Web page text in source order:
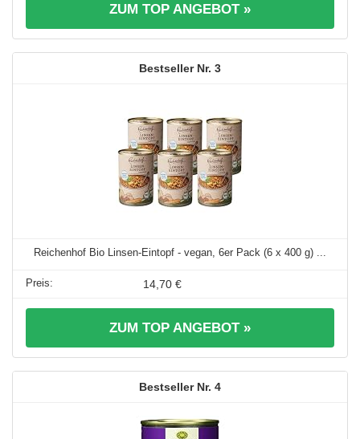
ZUM TOP ANGEBOT »
3
Reichenhof Bio Linsen-Eintopf - vegan, 6er Pack (6 x 400 g) ...
14,70 €
ZUM TOP ANGEBOT »
4